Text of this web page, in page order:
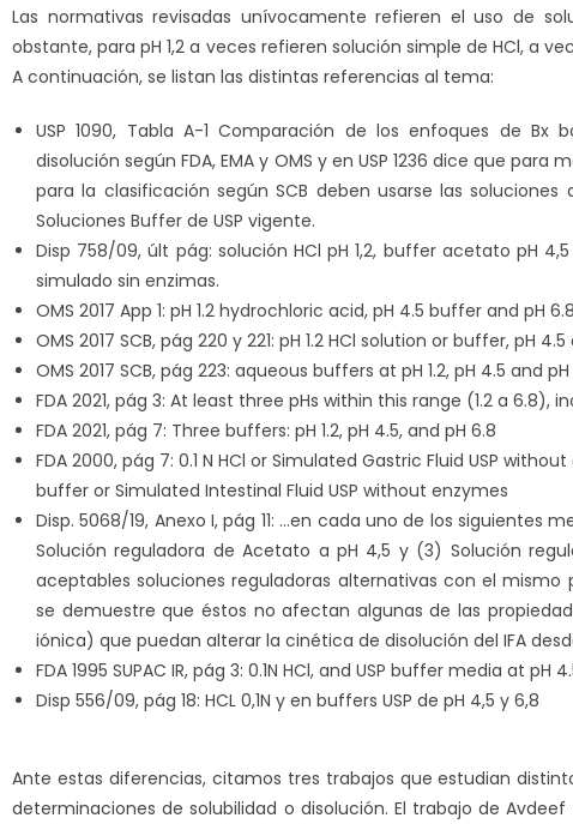
Las normativas revisadas unívocamente refieren el uso de
obstante, para pH 1,2 a veces refieren solución simple de HCl, a
A continuación, se listan las distintas referencias al tema:
USP 1090, Tabla A-1 Comparación de los enfoques de Bx
disolución según FDA, EMA y OMS y en USP 1236 dice que
para la clasificación según SCB deben usarse las
Soluciones Buffer de USP vigente.
Disp 758/09, últ pág: solución HCl pH 1,2, buffer acetato pH
simulado sin enzimas.
OMS 2017 App 1: pH 1.2 hydrochloric acid, pH 4.5 buffer and pH
OMS 2017 SCB, pág 220 y 221: pH 1.2 HCl solution or buffer, pH
OMS 2017 SCB, pág 223: aqueous buffers at pH 1.2, pH 4.5 and
FDA 2021, pág 3: At least three pHs within this range (1.2 a 6.8),
FDA 2021, pág 7: Three buffers: pH 1.2, pH 4.5, and pH 6.8
FDA 2000, pág 7: 0.1 N HCl or Simulated Gastric Fluid USP
buffer or Simulated Intestinal Fluid USP without enzymes
Disp. 5068/19, Anexo I, pág 11: …en cada uno de los siguientes
Solución reguladora de Acetato a pH 4,5 y (3) Solución
aceptables soluciones reguladoras alternativas con el
se demuestre que éstos no afectan algunas de las
iónica) que puedan alterar la cinética de disolución del IFA
FDA 1995 SUPAC IR, pág 3: 0.1N HCl, and USP buffer media at pH
Disp 556/09, pág 18: HCL 0,1N y en buffers USP de pH 4,5 y 6,8
Ante estas diferencias, citamos tres trabajos que estudian
determinaciones de solubilidad o disolución. El trabajo de